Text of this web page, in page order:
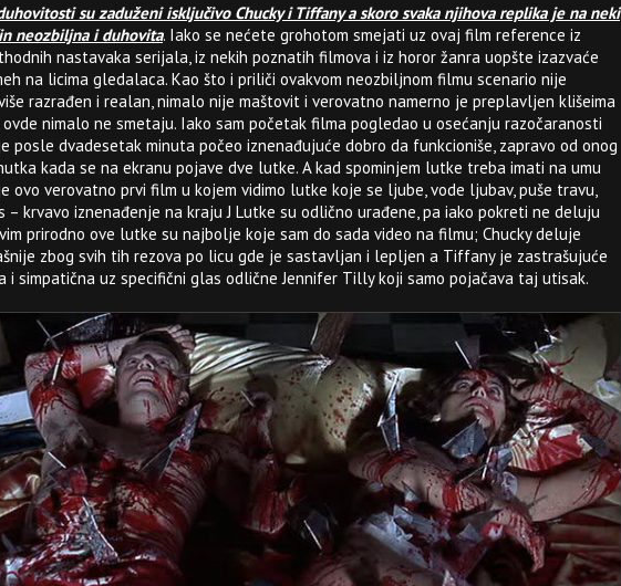
su zaduženi isključivo Chucky i Tiffany a skoro svaka njihova replika je na neki
neozbiljna i duhovita. Iako se nećete grohotom smejati uz ovaj film reference iz
nastavaka serijala, iz nekih poznatih filmova i iz horor žanra uopšte izazvaće
na licima gledalaca. Kao što i priliči ovakvom neozbiljnom filmu scenario nije
razrađen i realan, nimalo nije maštovit i verovatno namerno je preplavljen klišeima
nimalo ne smetaju. Iako sam početak filma pogledao u osećanju razočaranosti
posle dvadesetak minuta počeo iznenađujuće dobro da funkcioniše, zapravo od onog
kada se na ekranu pojave dve lutke. A kad spominjem lutke treba imati na umu
ovo verovatno prvi film u kojem vidimo lutke koje se ljube, vode ljubav, puše travu,
– krvavo iznenađenje na kraju J Lutke su odlično urađene, pa iako pokreti ne deluju
prirodno ove lutke su najbolje koje sam do sada video na filmu; Chucky deluje
zbog svih tih rezova po licu gde je sastavljan i lepljen a Tiffany je zastrašujuće
i simpatična uz specifični glas odlične Jennifer Tilly koji samo pojačava taj utisak.